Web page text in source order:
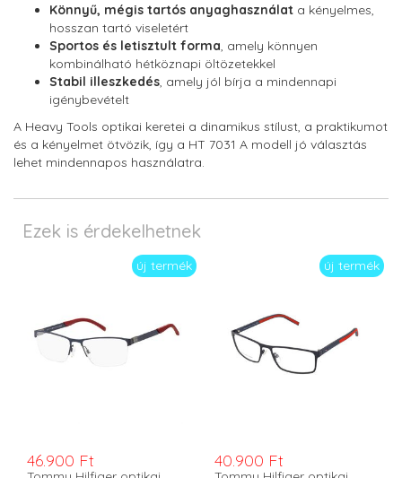
Könnyű, mégis tartós anyaghasználat a kényelmes,
hosszan tartó viseletért
Sportos és letisztult forma, amely könnyen
kombinálható hétköznapi öltözetekkel
Stabil illeszkedés, amely jól bírja a mindennapi
igénybevételt
A Heavy Tools optikai keretei a dinamikus stílust, a praktikumot
és a kényelmet ötvözik, így a HT 7031 A modell jó választás
lehet mindennapos használatra.
Ezek is érdekelhetnek
új termék
46.900 Ft
új termék
40.900 Ft